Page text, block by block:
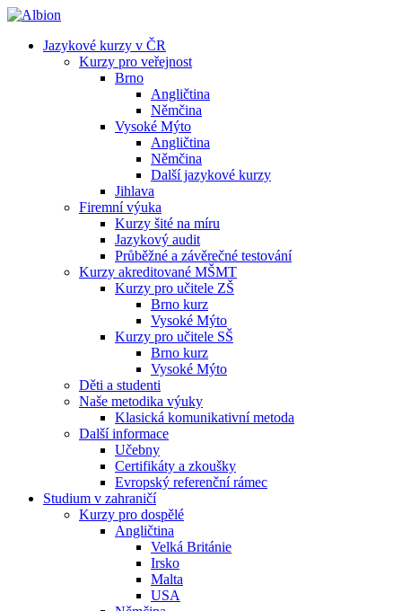
Jazykové kurzy v ČR
Kurzy pro veřejnost
Brno
Angličtina
Němčina
Vysoké Mýto
Angličtina
Němčina
Další jazykové kurzy
Jihlava
Firemní výuka
Kurzy šité na míru
Jazykový audit
Průběžné a závěrečné testování
Kurzy akreditované MŠMT
Kurzy pro učitele ZŠ
Brno kurz
Vysoké Mýto
Kurzy pro učitele SŠ
Brno kurz
Vysoké Mýto
Děti a studenti
Naše metodika výuky
Klasická komunikativní metoda
Další informace
Učebny
Certifikáty a zkoušky
Evropský referenční rámec
Studium v zahraničí
Kurzy pro dospělé
Angličtina
Velká Británie
Irsko
Malta
USA